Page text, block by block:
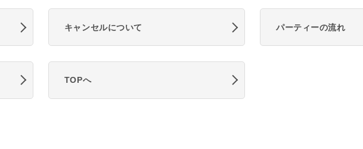
キャンセルについて パーティーの流れ
TOPへ